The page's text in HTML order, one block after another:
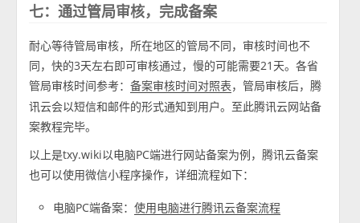
七：通过管局审核，完成备案
耐心等待管局审核，所在地区的管局不同，审核时间也不
同，快的3天左右即可审核通过，慢的可能需要21天。各省
管局审核时间参考：备案审核时间对照表，管局审核后，腾
讯云会以短信和邮件的形式通知到用户。至此腾讯云网站备
案教程完毕。
以上是txy.wiki以电脑PC端进行网站备案为例，腾讯云备案
也可以使用微信小程序操作，详细流程如下：
电脑PC端备案：使用电脑进行腾讯云备案流程